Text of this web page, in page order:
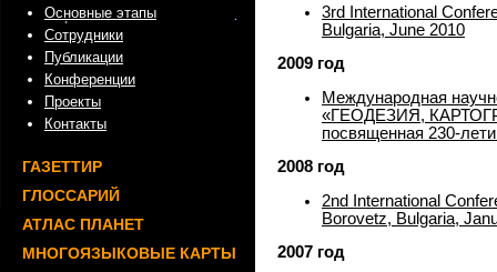
3rd International
Bulgaria, June 2010
2009 год
Международная
«ГЕОДЕЗИЯ,
посвященная 230-
2008 год
2nd International
Borovetz, Bulgaria,
2007 год
Основные этапы
Сотрудники
Публикации
Конференции
Проекты
Контакты
ГАЗЕТТИР
ГЛОССАРИЙ
АТЛАС ПЛАНЕТ
МНОГОЯЗЫКОВЫЕ КАРТЫ